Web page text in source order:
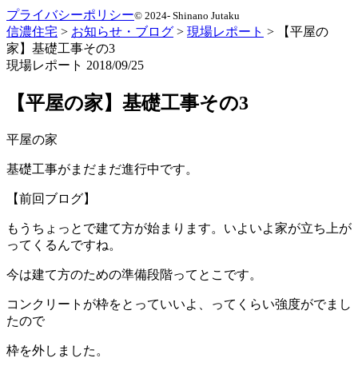
プライバシーポリシー© 2024- Shinano Jutaku
信濃住宅 > お知らせ・ブログ > 現場レポート >
【平屋の
家】基礎工事その3
現場レポート 2018/09/25
【平屋の家】基礎工事その3
平屋の家
基礎工事がまだまだ進行中です。
【前回ブログ】
もうちょっとで建て方が始まります。いよいよ家が立ち上が
ってくるんですね。
今は建て方のための準備段階ってとこです。
コンクリートが枠をとっていいよ、ってくらい強度がでまし
たので
枠を外しました。